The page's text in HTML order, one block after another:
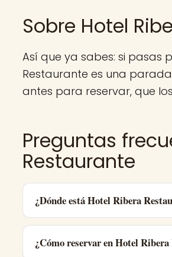
Sobre Hotel
Así que ya sabes: si pasas
Restaurante es una
antes para reservar, que
Preguntas
Restaurante
¿Dónde está Hotel Ribera
¿Cómo reservar en Hotel